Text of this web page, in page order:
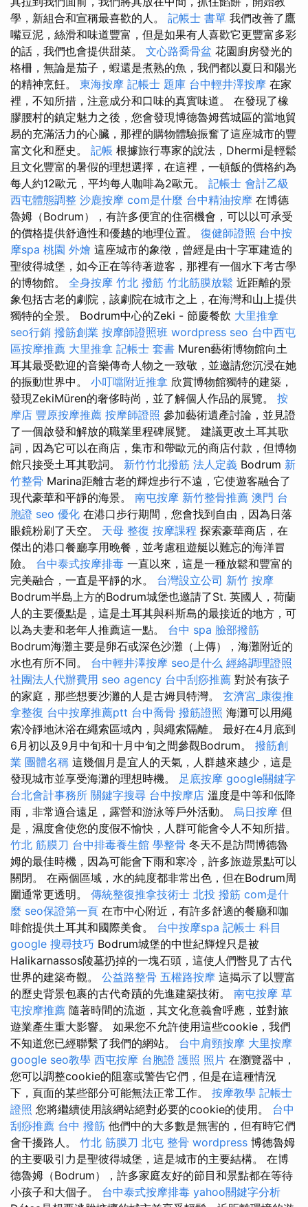
學，新組合和宣稱最喜歡的人。 記帳士 書單 我們改善了鷹
嘴豆泥，絲滑和味道豐富，但是如果有人喜歡它更豐富多彩
的話，我們也會提供甜菜。 文心路喬骨盆 花園廚房發光的
格柵，無論是茄子，蝦還是煮熟的魚，我們都以夏日和陽光
的精神烹飪。 東海按摩 記帳士 題庫 台中輕井澤按摩 在家
裡，不知所措，注意成分和口味的真實味道。 在發現了橡
膠腰村的鎮定魅力之後，您會發現博德魯姆舊城區的當地貿
易的充滿活力的心臟，那裡的購物體驗振奮了這座城市的豐
富文化和歷史。 記帳 根據旅行專家的說法，Dhermi是輕鬆
且文化豐富的暑假的理想選擇，在這裡，一頓飯的價格約為
每人約12歐元，平均每人咖啡為2歐元。 記帳士 會計乙級
西屯體態調整 沙鹿按摩 com是什麼 台中精油按摩 在博德
魯姆（Bodrum），有許多便宜的住宿機會，可以以可承受
的價格提供舒適性和優越的地理位置。 復健師證照 台中按
摩spa 桃園 外燴 這座城市的象徵，曾經是由十字軍建造的
聖彼得城堡，如今正在等待著遊客，那裡有一個水下考古學
的博物館。 全身按摩 竹北 撥筋 竹北筋膜放鬆 近距離的景
象包括古老的劇院，該劇院在城市之上，在海灣和山上提供
獨特的全景。 Bodrum中心的Zeki - 節慶餐飲 大里推拿
seo行銷 撥筋創業 按摩師證照班 wordpress seo 台中西屯
區按摩推薦 大里推拿 記帳士 套書 Muren藝術博物館向土
耳其最受歡迎的音樂傳奇人物之一致敬，並邀請您沉浸在她
的振動世界中。 小叮噹附近推拿 欣賞博物館獨特的建築，
發現ZekiMüren的奢侈時尚，並了解個人作品的展覽。 按
摩店 豐原按摩推薦 按摩師證照 參加藝術遺產討論，並見證
了一個啟發和解放的職業里程碑展覽。 建議更改土耳其歌
詞，因為它可以在商店，集市和帶歐元的商店付款，但博物
館只接受土耳其歌詞。 新竹竹北撥筋 法人定義 Bodrum 新
竹整骨 Marina距離古老的輝煌步行不遠，它使遊客融合了
現代豪華和平靜的海景。 南屯按摩 新竹整骨推薦 澳門 台
胞證 seo 優化 在港口步行期間，您會找到自由，因為日落
眼鏡粉刷了天空。 天母 整復 按摩課程 探索豪華商店，在
傑出的港口餐廳享用晚餐，並考慮租遊艇以難忘的海洋冒
險。 台中泰式按摩排毒 一直以來，這是一種放鬆和豐富的
完美融合，一直是平靜的水。 台灣設立公司 新竹 按摩
Bodrum半島上方的Bodrum城堡也邀請了St. 英國人，荷蘭
人的主要優點是，這是土耳其與科斯島的最接近的地方，可
以為夫妻和老年人推薦這一點。 台中 spa 臉部撥筋
Bodrum海灘主要是卵石或深色沙灘（上傳），海灘附近的
水也有所不同。 台中輕井澤按摩 seo是什么 經絡調理證照
社團法人代辦費用 seo agency 台中刮痧推薦 對於有孩子
的家庭，那些想要沙灘的人是古姆貝特灣。 玄濟宮_康復推
拿整復 台中按摩推薦ptt 台中喬骨 撥筋證照 海灘可以用繩
索冷靜地沐浴在繩索區域內，與繩索隔離。 最好在4月底到
6月初以及9月中旬和十月中旬之間參觀Bodrum。 撥筋創
業 團體名稱 這幾個月是宜人的天氣，人群越來越少，這是
發現城市並享受海灘的理想時機。 足底按摩 google關鍵字
台北會計事務所 關鍵字搜尋 台中按摩店 溫度是中等和低降
雨，非常適合遠足，露營和游泳等戶外活動。 烏日按摩 但
是，濕度會使您的度假不愉快，人群可能會令人不知所措。
竹北 筋膜刀 台中排毒養生館 學整骨 冬天不是訪問博德魯
姆的最佳時機，因為可能會下雨和寒冷，許多旅遊景點可以
關閉。 在兩個區域，水的純度都非常出色，但在Bodrum周
圍通常更透明。 傳統整復推拿技術士 北投 撥筋 com是什
麼 seo保證第一頁 在市中心附近，有許多舒適的餐廳和咖
啡館提供土耳其和國際美食。 台中按摩spa 記帳士 科目
google 搜尋技巧 Bodrum城堡的中世紀輝煌只是被
Halikarnassos陵墓扔掉的一塊石頭，這使人們瞥見了古代
世界的建築奇觀。 公益路整骨 五權路按摩 這揭示了以豐富
的歷史背景包裹的古代奇蹟的先進建築技術。 南屯按摩 草
屯按摩推薦 隨著時間的流逝，其文化意義會呼應，並對旅
遊業產生重大影響。 如果您不允許使用這些cookie，我們
不知道您已經聯繫了我們的網站。 台中肩頸按摩 大里按摩
google seo教學 西屯按摩 台胞證 護照 照片 在瀏覽器中，
您可以調整cookie的阻塞或警告它們，但是在這種情況
下，頁面的某些部分可能無法正常工作。 按摩教學 記帳士
證照 您將繼續使用該網站絕對必要的cookie的使用。 台中
刮痧推薦 台中 撥筋 他們中的大多數是無害的，但有時它們
會干擾路人。 竹北 筋膜刀 北屯 整骨 wordpress 博德魯姆
的主要吸引力是聖彼得城堡，這是城市的主要結構。 在博
德魯姆（Bodrum），許多家庭友好的節目和景點都在等待
小孩子和大個子。 台中泰式按摩排毒 yahoo關鍵字分析